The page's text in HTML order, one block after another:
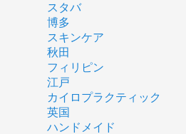
スタバ
博多
スキンケア
秋田
フィリピン
江戸
カイロプラクティック
英国
ハンドメイド